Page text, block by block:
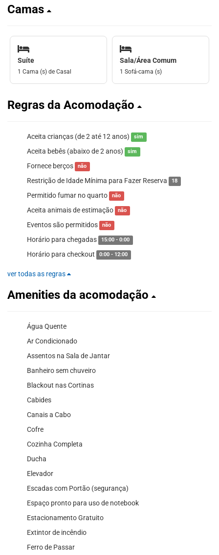
Camas
Suíte
1 Cama (s) de Casal
Sala/Área Comum
1 Sofá-cama (s)
Regras da Acomodação
Aceita crianças (de 2 até 12 anos) sim
Aceita bebês (abaixo de 2 anos) sim
Fornece berços não
Restrição de Idade Mínima para Fazer Reserva 18
Permitido fumar no quarto não
Aceita animais de estimação não
Eventos são permitidos não
Horário para chegadas 15:00 - 0:00
Horário para checkout 0:00 - 12:00
ver todas as regras
Amenities da acomodação
Água Quente
Ar Condicionado
Assentos na Sala de Jantar
Banheiro sem chuveiro
Blackout nas Cortinas
Cabides
Canais a Cabo
Cofre
Cozinha Completa
Ducha
Elevador
Escadas com Portão (segurança)
Espaço pronto para uso de notebook
Estacionamento Gratuito
Extintor de incêndio
Ferro de Passar